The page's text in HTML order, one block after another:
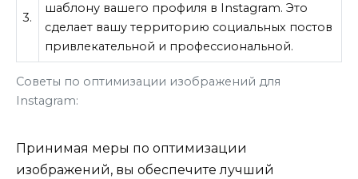
Советы по оптимизации изображений для
Instagram:
3.
шаблону вашего профиля в Instagram. Это
сделает вашу территорию социальных постов
привлекательной и профессиональной.
Принимая меры по оптимизации
изображений, вы обеспечите лучший